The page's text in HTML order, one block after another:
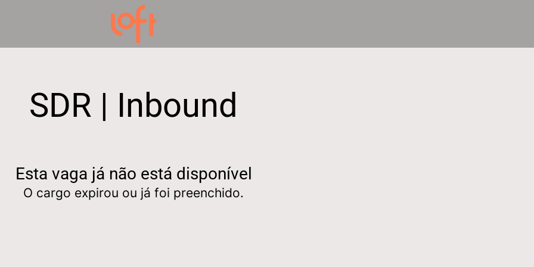
SDR | Inbound
Esta vaga já não está disponível
O cargo expirou ou já foi preenchido.